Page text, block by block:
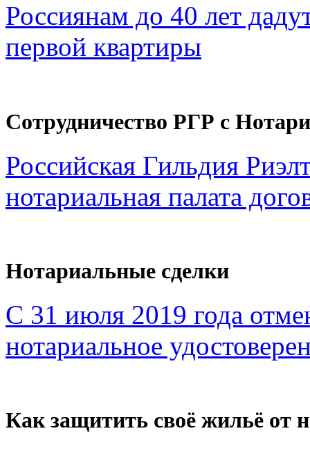
Россиянам до 40 лет
первой квартиры
Сотрудничество РГР с
Российская Гильдия
нотариальная палата
Нотариальные сделки
С 31 июля 2019 года
нотариальное
Как защитить своё жильё от